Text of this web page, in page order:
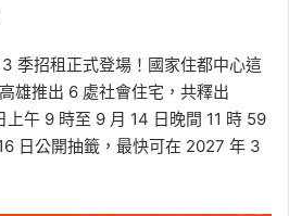
季招租正式登場！國家住都中心這
雄推出 6 處社會住宅，共釋出
上午 9 時至 9 月 14 日晚間 11 時 59
日公開抽籤，最快可在 2027 年 3